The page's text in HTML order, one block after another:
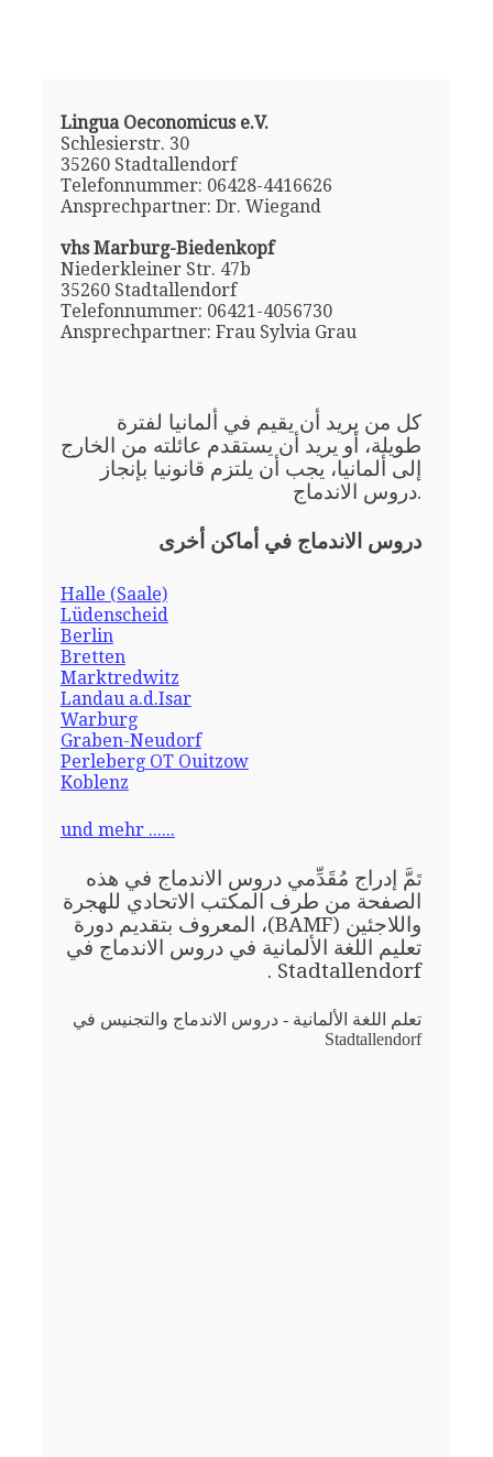
Lingua Oeconomicus e.V.
Schlesierstr. 30
35260 Stadtallendorf
Telefonnummer: 06428-4416626
Ansprechpartner: Dr. Wiegand
vhs Marburg-Biedenkopf
Niederkleiner Str. 47b
35260 Stadtallendorf
Telefonnummer: 06421-4056730
Ansprechpartner: Frau Sylvia Grau
كل من يريد أن يقيم في ألمانيا لفترة
طويلة، أو يريد أن يستقدم عائلته من الخارج
إلى ألمانيا، يجب أن يلتزم قانونيا بإنجاز
دروس الاندماج.
دروس الاندماج في أماكن أخرى
Halle (Saale)
Lüdenscheid
Berlin
Bretten
Marktredwitz
Landau a.d.Isar
Warburg
Graben-Neudorf
Perleberg OT Ouitzow
Koblenz
und mehr ......
تَمَّ إدراج مُقَدِّمي دروس الاندماج في هذه
الصفحة من طرف المكتب الاتحادي للهجرة
واللاجئين (BAMF)، المعروف بتقديم دورة
تعليم اللغة الألمانية في دروس الاندماج في
Stadtallendorf .
تعلم اللغة الألمانية - دروس الاندماج والتجنيس في
Stadtallendorf